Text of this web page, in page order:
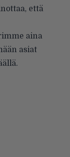
että
aina
asiat
.